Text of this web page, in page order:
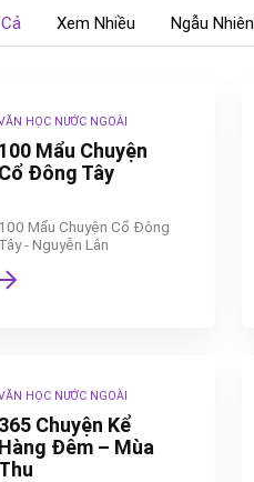
Xem Nhiều Ngẫu Nhiên
HỌC NƯỚC NGOÀI
100 Mẩu Chuyện
Cổ Đông Tây
100 Mẩu Chuyện Cổ Đông
Tây - Nguyễn Lân
HỌC NƯỚC NGOÀI
365 Chuyện Kể
Hàng Đêm – Mùa
Thu